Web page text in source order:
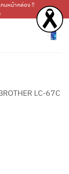
นหน้ากล่อง !!
LC-67C